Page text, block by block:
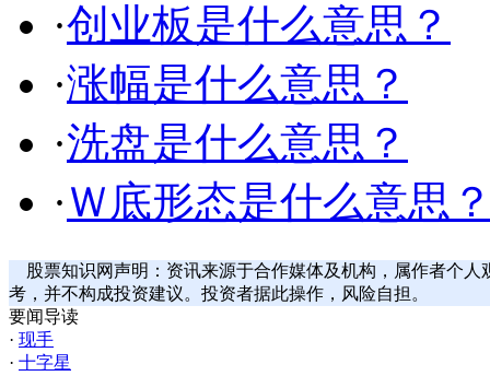
·创业板是什么意思？
·涨幅是什么意思？
·洗盘是什么意思？
·Ｗ底形态是什么意思
股票知识网声明：资讯来源于合作媒体及机构，属作者个人
考，并不构成投资建议。投资者据此操作，风险自担。
要闻导读
· 现手
· 十字星